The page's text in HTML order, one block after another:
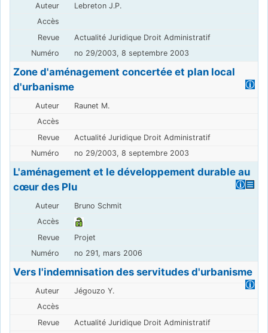
Lebreton J.P.
Actualité Juridique Droit Administratif
no 29/2003, 8 septembre 2003
Zone d'aménagement concertée et plan local
d'urbanisme
Raunet M.
Actualité Juridique Droit Administratif
no 29/2003, 8 septembre 2003
L'aménagement et le développement durable au
cœur des Plu
Bruno Schmit
Projet
no 291, mars 2006
Vers l'indemnisation des servitudes d'urbanisme
Jégouzo Y.
Actualité Juridique Droit Administratif